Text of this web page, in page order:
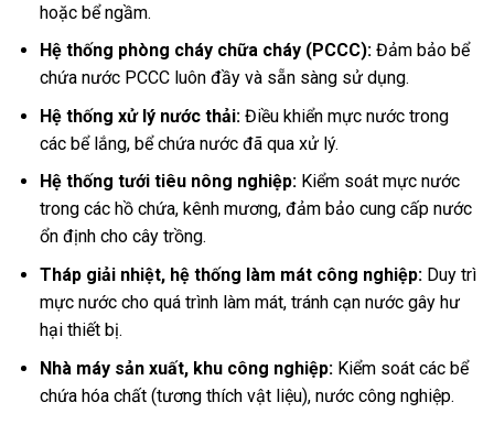
hoặc bể ngầm.
Hệ thống phòng cháy chữa cháy (PCCC):Đảm bảo bể
chứa nước PCCC luôn đầy và sẵn sàng sử dụng.
Hệ thống xử lý nước thải:Điều khiển mực nước trong
các bể lắng, bể chứa nước đã qua xử lý.
Hệ thống tưới tiêu nông nghiệp:Kiểm soát mực nước
trong các hồ chứa, kênh mương, đảm bảo cung cấp nước
ổn định cho cây trồng.
Tháp giải nhiệt, hệ thống làm mát công nghiệp:Duy trì
mực nước cho quá trình làm mát, tránh cạn nước gây hư
hại thiết bị.
Nhà máy sản xuất, khu công nghiệp:Kiểm soát các bể
chứa hóa chất (tương thích vật liệu), nước công nghiệp.